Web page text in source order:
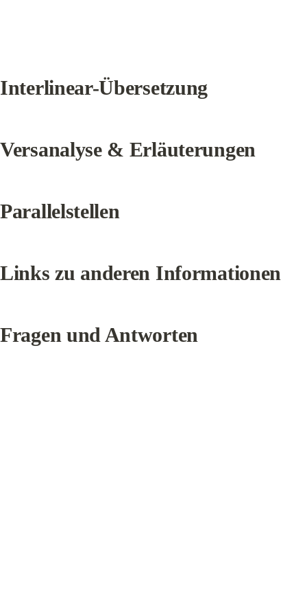
Interlinear-Übersetzung
Versanalyse & Erläuterungen
Parallelstellen
Links zu anderen Informationen
Fragen und Antworten